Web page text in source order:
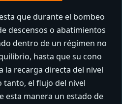
que durante el bombeo
descensos o abatimientos
dentro de un régimen no
hasta que su cono
la recarga directa del nivel
el flujo del nivel
esta manera un estado de